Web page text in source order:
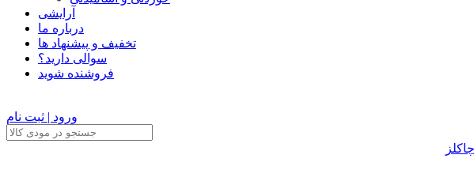
آرایشی
درباره ما
تخفیف و پیشنهاد ها
سوالی دارید؟
فروشنده شوید
ورود | ثبت نام